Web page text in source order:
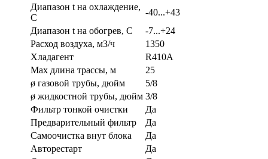
Диапазон t на охлаждение,
С
-40...+43
Диапазон t на обогрев, С
-7...+24
Расход воздуха, м3/ч
1350
Хладагент
R410A
Max длина трассы, м
25
ø газовой трубы, дюйм
5/8
ø жидкостной трубы, дюйм 3/8
Фильтр тонкой очистки
Да
Предварительный фильтр
Да
Самоочистка внут блока
Да
Авторестарт
Да